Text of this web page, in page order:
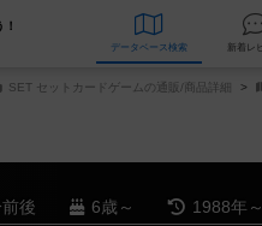
データベース 検索
SET セットカードゲームの通販/商品詳細
後 6歳～ 1988年～